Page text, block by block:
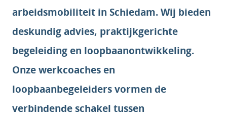
arbeidsmobiliteit in Schiedam. Wij bieden
deskundig advies, praktijkgerichte
begeleiding en loopbaanontwikkeling.
Onze werkcoaches en
loopbaanbegeleiders vormen de
verbindende schakel tussen